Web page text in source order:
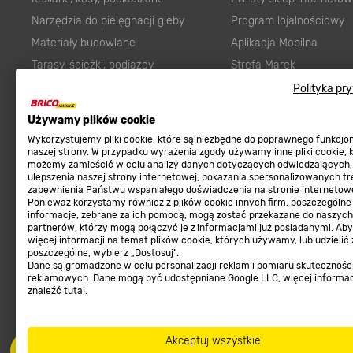
Polityka
Używamy plików cookie
Wykorzystujemy pliki cookie, które są niezbędne do poprawnego
naszej strony. W przypadku wyrażenia zgody używamy inne pliki cookie,
możemy zamieścić w celu analizy danych dotyczących odwiedzających,
ulepszenia naszej strony internetowej, pokazania spersonalizowanych
zapewnienia Państwu wspaniałego doświadczenia na stronie
Ponieważ korzystamy również z plików cookie innych firm, poszczególne
informacje, zebrane za ich pomocą, mogą zostać przekazane do naszych
partnerów, którzy mogą połączyć je z informacjami już posiadanymi.
więcej informacji na temat plików cookie, których używamy, lub udzielić
poszczególne, wybierz „Dostosuj”.
Dane są gromadzone w celu personalizacji reklam i pomiaru
reklamowych. Dane mogą być udostępniane Google LLC, więcej
znaleźć tutaj.
Akceptuj wszystkie
Narzędzia do pielęgnacji gleby
Materiały budowlane
Tarasy, ścieżki, podjazdy
Karma dla psa
Farby wewnętrzne białe
Elektryka
Panele
Elektronarzędzia
Płytki
Panele podłogowe
Płyty OSB/HDF
Program lojalnościowy
Aplikacja Mobilna
Strefa Marek
zgodności towaru z
Program Brico PRO
Regulaminy
Regulaminy
Polityka prywatności